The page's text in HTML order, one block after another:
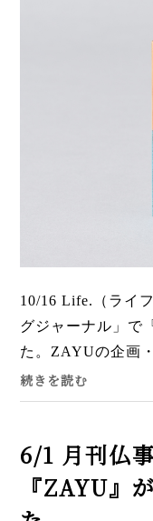
10/16 Life.（ライ
グジャーナル」で
た。ZAYUの企画
ダクトに込めた想
ことができました
続きを読む
6/1 月刊仏
『ZAYU』